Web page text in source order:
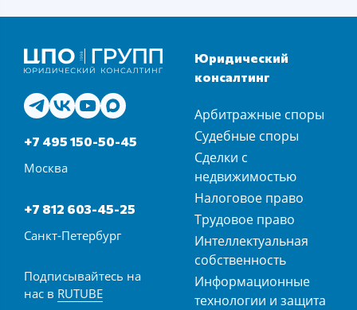
+7 495 150-50-45
Москва
+7 812 603-45-25
Санкт-Петербург
Подписывайтесь на
нас в RUTUBE
Юридический
консалтинг
Арбитражные споры
Судебные споры
Сделки с
недвижимостью
Налоговое право
Трудовое право
Интеллектуальная
собственность
Информационные
технологии и защита